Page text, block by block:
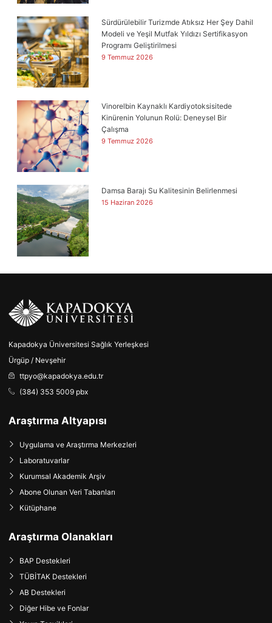
Sürdürülebilir Turizmde Atıksız Her Şey Dahil
Modeli ve Yeşil Mutfak Yıldızı Sertifikasyon
Programı Geliştirilmesi
9 Temmuz 2026
Vinorelbin Kaynaklı Kardiyotoksisitede
Kinürenin Yolunun Rolü: Deneysel Bir
Çalışma
9 Temmuz 2026
Damsa Barajı Su Kalitesinin Belirlenmesi
15 Haziran 2026
Kapadokya Üniversitesi Sağlık Yerleşkesi
Ürgüp / Nevşehir
ttpyo@kapadokya.edu.tr
(384) 353 5009 pbx
Araştırma Altyapısı
Uygulama ve Araştırma Merkezleri
Laboratuvarlar
Kurumsal Akademik Arşiv
Abone Olunan Veri Tabanları
Kütüphane
Araştırma Olanakları
BAP Destekleri
TÜBİTAK Destekleri
AB Destekleri
Diğer Hibe ve Fonlar